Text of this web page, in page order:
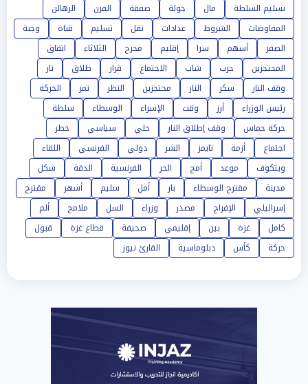
تسليم السلطة
مال جولة صفقة الفرن
الرهائن
المفاوضات
الشروط عدادات نقل تسليم قناة
وجبة
الصفر
أسهم سرا إقليم مخرج الثلاثاء
اتفاق
المحتجزين
حرب شاب الاجتماع قرار طلاق
نار
وقف النار
سكر النار محتجزين النظر تمر
الحركة
رئيس الوزراء
أرز وقت الإسراء الوسطاء
سلطة
حركة حماس
وقف إطلاق النار حلي سياسي
خطر
اجتماع
أزمة تايمز الشر دولي الفرنسي
اللقاء
ويتكوف
موعد أمح الحر الفرنسية الدقة
شكل
مدينة
مقترح الوسطاء بار أمل سليم أشهر
مقترح
إسرائيلي
الإفراج مصدر وزراء السل ملامح
ألم
كامل
غزة بين إقليمي صحيفة قطاع غزة
قبول
حركة
كأس دبلوماسية القارئ نيوز